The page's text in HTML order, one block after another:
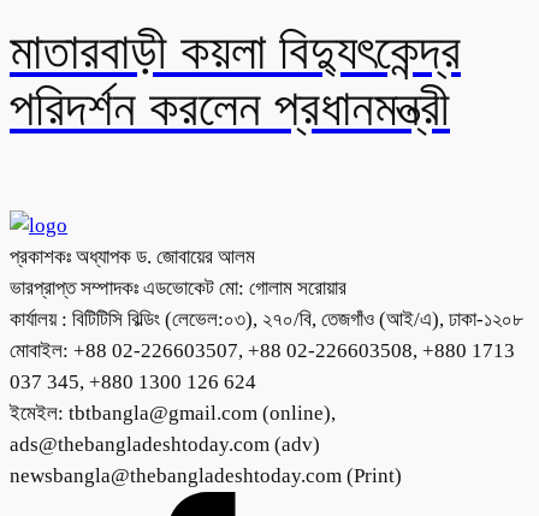
মাতারবাড়ী কয়লা বিদ্যুৎকেন্দ্র
পরিদর্শন করলেন প্রধানমন্ত্রী
প্রকাশকঃ অধ্যাপক ড. জোবায়ের আলম
ভারপ্রাপ্ত সম্পাদকঃ এডভোকেট মো: গোলাম সরোয়ার
কার্যালয় : বিটিটিসি বিল্ডিং (লেভেল:০৩), ২৭০/বি, তেজগাঁও (আই/এ), ঢাকা-১২০৮
মোবাইল: +88 02-226603507, +88 02-226603508, +880 1713
037 345, +880 1300 126 624
ইমেইল: tbtbangla@gmail.com (online),
ads@thebangladeshtoday.com (adv)
newsbangla@thebangladeshtoday.com (Print)